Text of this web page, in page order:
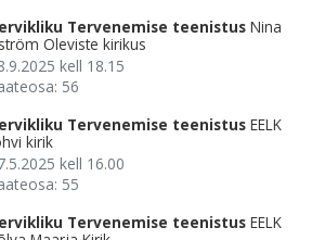
Tervenemise teenistus Nina
Oleviste kirikus
kell 18.15
56
Tervenemise teenistus EELK
kirik
kell 16.00
55
Tervenemise teenistus EELK